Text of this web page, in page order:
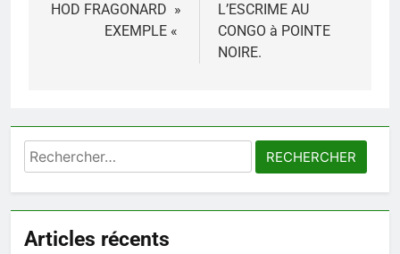
de
HOD FRAGONARD »
EXEMPLE «
L’ESCRIME AU
CONGO à POINTE
NOIRE.
Rechercher :
Articles récents